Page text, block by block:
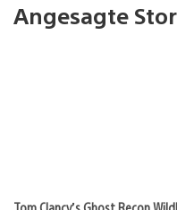
Angesagte